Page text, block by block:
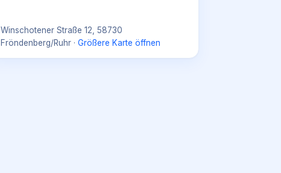
Winschotener Straße 12, 58730
Fröndenberg/Ruhr · Größere Karte öffnen